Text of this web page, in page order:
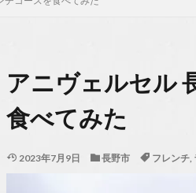
アニヴェルセル
食べてみた
2023年7月9日 長野市 フレンチ,